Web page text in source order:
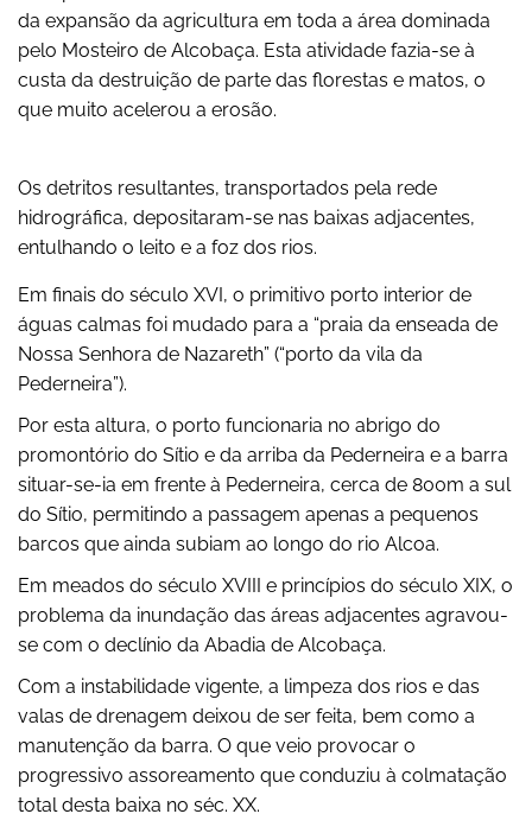
da expansão da agricultura em toda a área dominada
pelo Mosteiro de Alcobaça. Esta atividade fazia-se à
custa da destruição de parte das florestas e matos, o
que muito acelerou a erosão.
Os detritos resultantes, transportados pela rede
hidrográfica, depositaram-se nas baixas adjacentes,
entulhando o leito e a foz dos rios.
Em finais do século XVI, o primitivo porto interior de
águas calmas foi mudado para a “praia da enseada de
Nossa Senhora de Nazareth” (“porto da vila da
Pederneira”).
Por esta altura, o porto funcionaria no abrigo do
promontório do Sítio e da arriba da Pederneira e a barra
situar-se-ia em frente à Pederneira, cerca de 800m a sul
do Sítio, permitindo a passagem apenas a pequenos
barcos que ainda subiam ao longo do rio Alcoa.
Em meados do século XVIII e princípios do século XIX, o
problema da inundação das áreas adjacentes agravou-
se com o declínio da Abadia de Alcobaça.
Com a instabilidade vigente, a limpeza dos rios e das
valas de drenagem deixou de ser feita, bem como a
manutenção da barra. O que veio provocar o
progressivo assoreamento que conduziu à colmatação
total desta baixa no séc. XX.